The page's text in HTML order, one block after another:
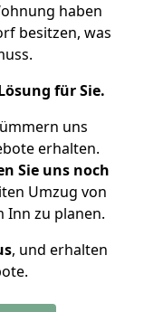
haben
besitzen, was
für Sie.
uns
erhalten.
Sie uns noch
Umzug von
Inn zu planen.
, und erhalten